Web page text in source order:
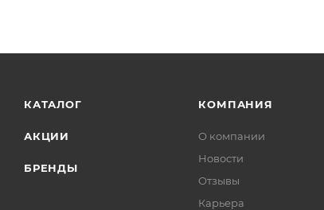
КАТАЛОГ
АКЦИИ
БРЕНДЫ
КОМПАНИЯ
О компании
Новости
Отзывы
Карьера